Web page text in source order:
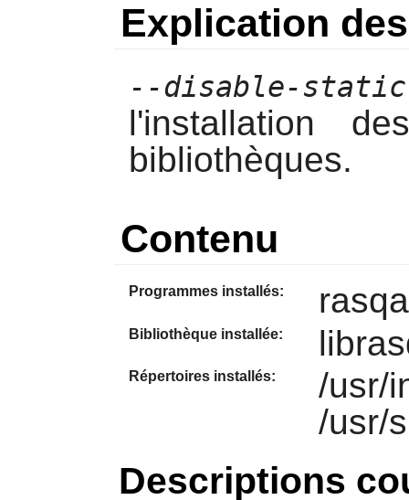
Explication
--disable-static
l'installation
bibliothèques.
Contenu
Programmes installés:
Bibliothèque installée:
Répertoires installés:
/usr/
/usr/
Descriptions